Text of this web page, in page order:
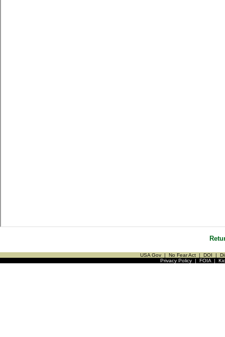
USA Gov | No Fear Act | DOI |
Privacy Policy| FOIA|